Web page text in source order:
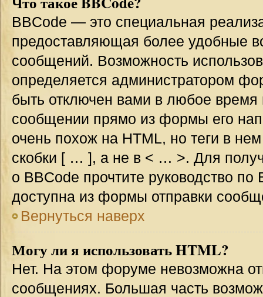
BBCode — это специальная
предоставляющая более удобные
сообщений. Возможность
определяется администратором
быть отключен вами в любое
сообщении прямо из формы его
очень похож на HTML, но теги в
скобки [ … ], а не в < … >. Для
о BBCode прочтите руководство
доступна из формы отправки
Вернуться наверх
Могу ли я использовать HTML?
Нет. На этом форуме невозможна
сообщениях. Большая часть